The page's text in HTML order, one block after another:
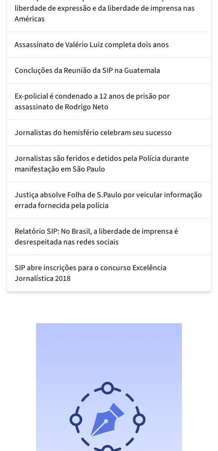
liberdade de expressão e da liberdade de imprensa nas
Américas
Assassinato de Valério Luiz completa dois anos
Concluções da Reunião da SIP na Guatemala
Ex-policial é condenado a 12 anos de prisão por
assassinato de Rodrigo Neto
Jornalistas do hemisfério celebram seu sucesso
Jornalistas são feridos e detidos pela Polícia durante
manifestação em São Paulo
Justiça absolve Folha de S.Paulo por veicular informação
errada fornecida pela polícia
Relatório SIP: No Brasil, a liberdade de imprensa é
desrespeitada nas redes sociais
SIP abre inscrições para o concurso Excelência
Jornalística 2018